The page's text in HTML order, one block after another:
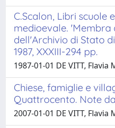
C.Scalon, Libri scuole
medioevale. 'Membra
dell'Archivio di Stato
1987, XXXIII-294 pp.
1987-01-01 DE VITT, Flavia
Chiese, famiglie e
Quattrocento. Note
2007-01-01 DE VITT, Flavia